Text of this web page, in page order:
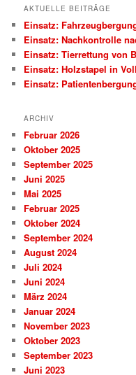
AKTUELLE BEITRÄGE
Einsatz:
Einsatz: Nachkontrolle
Einsatz: Tierrettung von
Einsatz: Holzstapel in
Einsatz:
ARCHIV
Februar 2026
Oktober 2025
September 2025
Juni 2025
Mai 2025
Februar 2025
Oktober 2024
September 2024
August 2024
Juli 2024
Juni 2024
März 2024
Januar 2024
November 2023
Oktober 2023
September 2023
Juni 2023